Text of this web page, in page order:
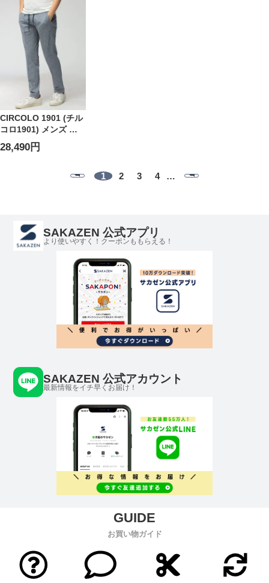
ッドビズ
CIRCOLO 1901 (チル
コロ1901) メンズ パ
ンツ ストレッチ ヘリ
ンボン ワンタック ス
28,490円
1 2 3 4 …
SAKAZEN 公式アプリ
より使いやすく！クーポンももらえる！
SAKAZEN 公式アカウント
最新情報をイチ早くお届け！
お買い物ガイド